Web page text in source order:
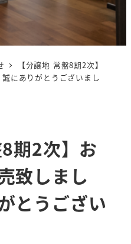
【分譲地 常盤8期2次】
にありがとうございまし
8期2次】お
致しまし
とうござい